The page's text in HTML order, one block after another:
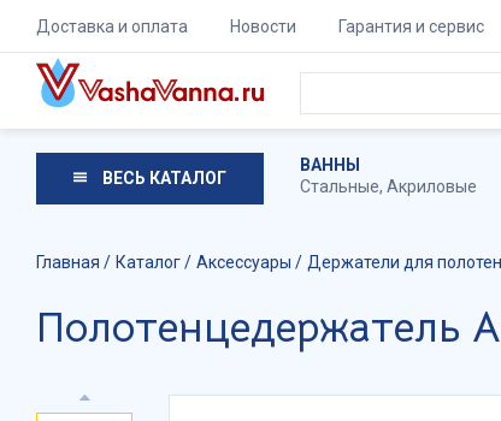
Доставка и оплата Новости Гарантия и сервис
ВЕСЬ КАТАЛОГ
ВАННЫ
Стальные, Акриловые
Главная Каталог Аксессуары Держатели для
Полотенцедержатель